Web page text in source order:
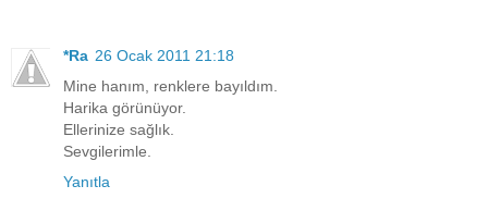
*Ra 26 Ocak 2011 21:18
Mine hanım, renklere bayıldım.
Harika görünüyor.
Ellerinize sağlık.
Sevgilerimle.
Yanıtla